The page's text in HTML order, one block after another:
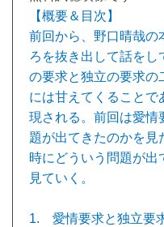
【概要＆目次】
前回から、野口晴哉の
ろを抜き出して話をし
の要求と独立の要求の
には甘えてくることで
現される。前回は愛情
題が出てきたのかを見
時にどういう問題が出
見ていく。
1. 愛情要求と独立要